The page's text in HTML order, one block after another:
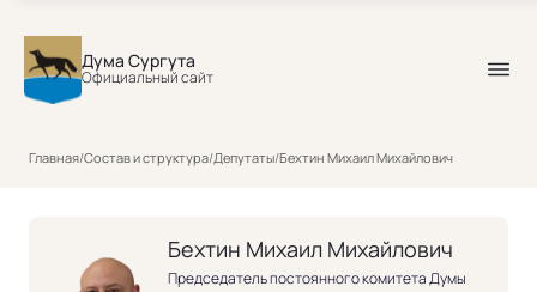
Дума Сургута
Официальный сайт
Главная/Состав и структура/Депутаты/Бехтин Михаил Михайлович
Бехтин Михаил Михайлович
Председатель постоянного комитета Думы